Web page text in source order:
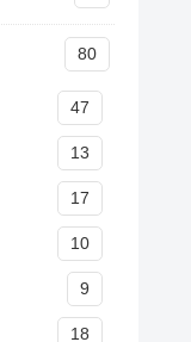
地健誠さ
医学部再
ととも
28340 views
32
4